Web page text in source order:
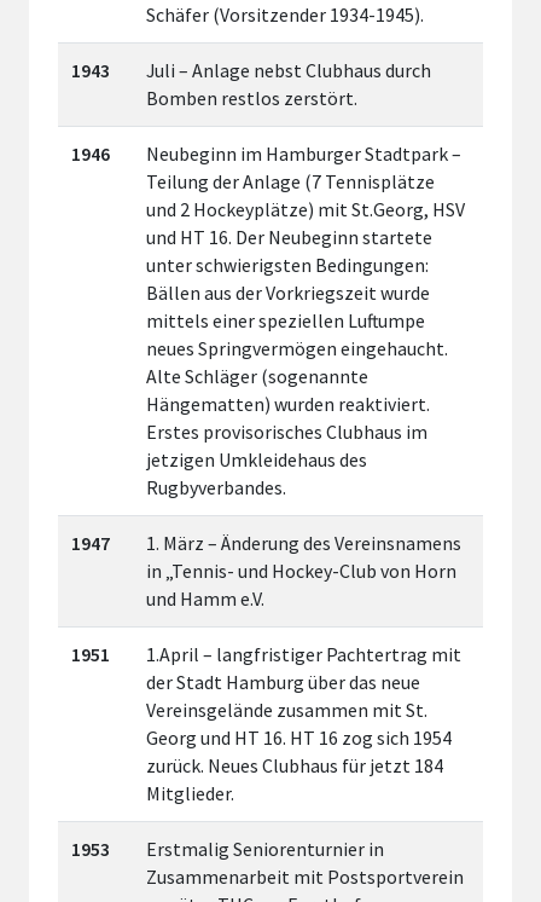
Schäfer (Vorsitzender 1934-1945).
1943
Juli – Anlage nebst Clubhaus durch
Bomben restlos zerstört.
1946
Neubeginn im Hamburger Stadtpark –
Teilung der Anlage (7 Tennisplätze
und 2 Hockeyplätze) mit St.Georg, HSV
und HT 16. Der Neubeginn startete
unter schwierigsten Bedingungen:
Bällen aus der Vorkriegszeit wurde
mittels einer speziellen Luftumpe
neues Springvermögen eingehaucht.
Alte Schläger (sogenannte
Hängematten) wurden reaktiviert.
Erstes provisorisches Clubhaus im
jetzigen Umkleidehaus des
Rugbyverbandes.
1947
1. März – Änderung des Vereinsnamens
in „Tennis- und Hockey-Club von Horn
und Hamm e.V.
1951
1.April – langfristiger Pachtertrag mit
der Stadt Hamburg über das neue
Vereinsgelände zusammen mit St.
Georg und HT 16. HT 16 zog sich 1954
zurück. Neues Clubhaus für jetzt 184
Mitglieder.
1953
Erstmalig Seniorenturnier in
Zusammenarbeit mit Postsportverein